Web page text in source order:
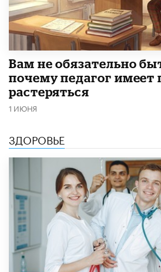
​Вам не обязательно
почему педагог имеет
растеряться
1 ИЮНЯ
ЗДОРОВЬЕ